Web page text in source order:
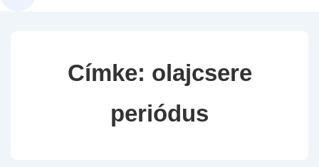
Címke: olajcsere
periódus